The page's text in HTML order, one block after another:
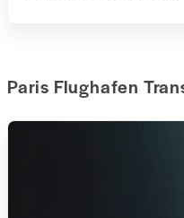
Paris Flughafen